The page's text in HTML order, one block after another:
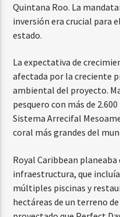
Quintana Roo. La
inversión era crucial para
estado.
La expectativa de
afectada por la creciente
ambiental del proyecto.
pesquero con más de
Sistema Arrecifal
coral más grandes del
Royal Caribbean
infraestructura, que
múltiples piscinas y
hectáreas de un terreno